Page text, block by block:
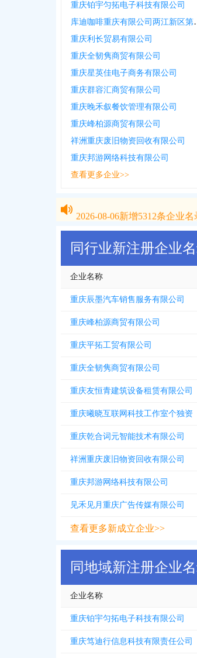
重庆铂宇匀拓电子科技有限公司
库迪咖啡
重庆利长贸易有限公司
重庆全韧隽商贸有限公司
重庆星英佳电子商务有限公司
重庆群容汇商贸有限公司
重庆晚禾叙餐饮管理有限公司
重庆峰柏源商贸有限公司
祥洲重庆废旧物资回收有限公司
重庆邦游网络科技有限公司
查看更多企业>>
2026-08-06新增5312条企业名
同行业新注册企业
企业名称
重庆辰墨汽车销售服务有限公司
重庆峰柏源商贸有限公司
重庆平拓工贸有限公司
重庆全韧隽商贸有限公司
重庆友恒青建筑设备租赁有限公司
重庆曦晓互联网科技工作室个独资
重庆乾合词元智能技术有限公司
祥洲重庆废旧物资回收有限公司
重庆邦游网络科技有限公司
见禾见月重庆广告传媒有限公司
查看更多新成立企业>>
同地域新注册企业
企业名称
重庆铂宇匀拓电子科技有限公司
重庆笃迪行信息科技有限责任公司